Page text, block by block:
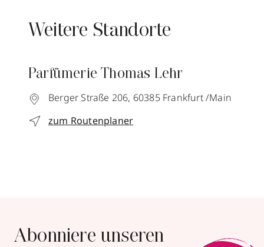
Weitere Standorte
Parfümerie Thomas Lehr
Berger Straße 206, 60385 Frankfurt /Main
zum Routenplaner
Abonniere unseren